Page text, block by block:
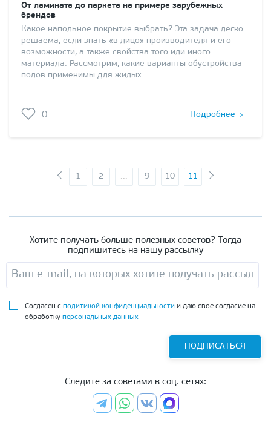
От ламината до паркета на примере зарубежных
брендов
Какое напольное покрытие выбрать? Эта задача легко
решаема, если знать «в лицо» производителя и его
возможности, а также свойства того или иного
материала. Рассмотрим, какие варианты обустройства
полов применимы для жилых…
0 Подробнее
1 2 ... 9 10 11
Хотите получать больше полезных советов? Тогда
подпишитесь на нашу рассылку
Согласен с политикой конфиденциальности и даю свое согласие на
обработку персональных данных
ПОДПИСАТЬСЯ
Следите за советами в соц. сетях: